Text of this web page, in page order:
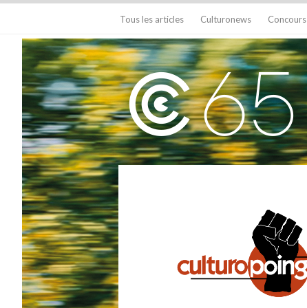
Tous les articles Culturonews Concours